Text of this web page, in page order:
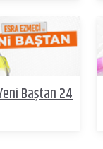
Baştan 24